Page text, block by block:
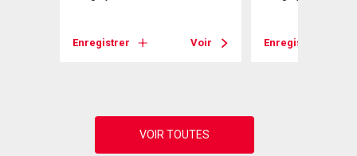
Enregistrer Voir Enregistrer